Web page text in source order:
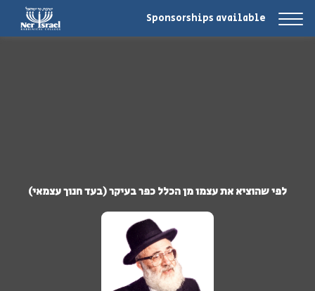
Sponsorships available
לפי שהוציא את עצמו מן הכלל כפר בעיקר (בעד חנוך עצמאי)